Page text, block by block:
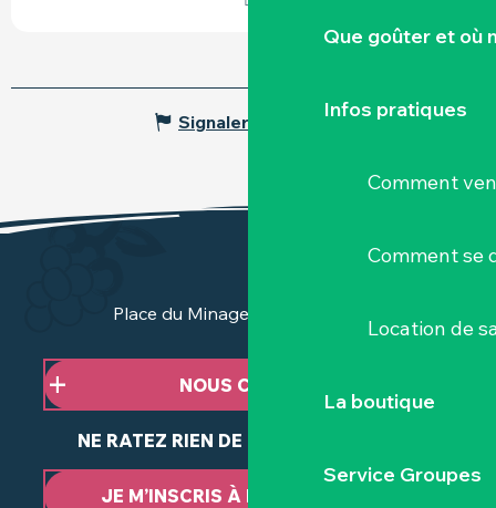
Que goûter et où
Infos pratiques
Comment
Comment se
Location de
La boutique
Service Groupes
Signaler une erreur
Place du Minage - 44190 Clisson
NOUS CONTACTER
NE RATEZ RIEN DE NOTRE ACTUALITÉ
JE M’INSCRIS À LA NEWSLETTER